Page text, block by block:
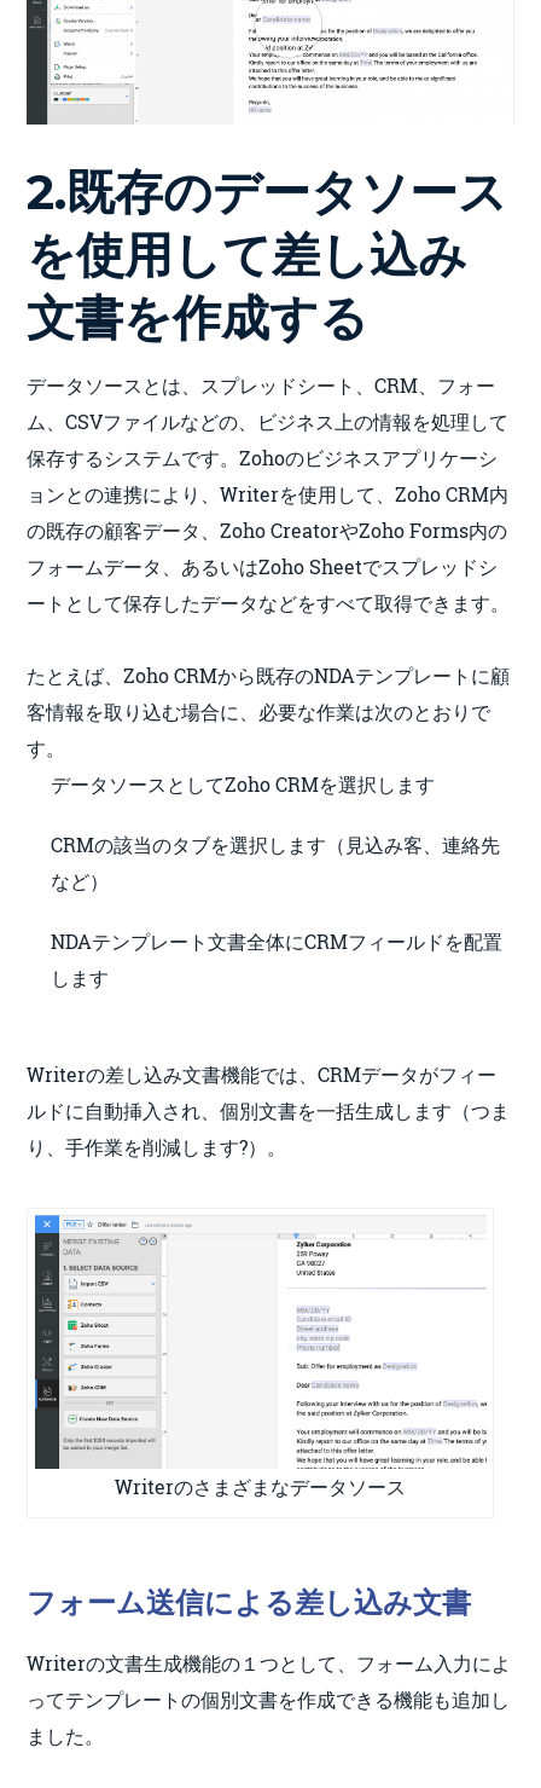
2.既存のデータソース
を使用して差し込み
文書を作成する
データソースとは、スプレッドシート、CRM、フォー
ム、CSVファイルなどの、ビジネス上の情報を処理して
保存するシステムです。Zohoのビジネスアプリケーシ
ョンとの連携により、Writerを使用して、Zoho CRM内
の既存の顧客データ、Zoho CreatorやZoho Forms内の
フォームデータ、あるいはZoho Sheetでスプレッドシ
ートとして保存したデータなどをすべて取得できます。
たとえば、Zoho CRMから既存のNDAテンプレートに顧
客情報を取り込む場合に、必要な作業は次のとおりで
す。
データソースとしてZoho CRMを選択します
CRMの該当のタブを選択します（見込み客、連絡先
など）
NDAテンプレート文書全体にCRMフィールドを配置
します
Writerの差し込み文書機能では、CRMデータがフィー
ルドに自動挿入され、個別文書を一括生成します（つま
り、手作業を削減します?）。
Writerのさまざまなデータソース
フォーム送信による差し込み文書
Writerの文書生成機能の１つとして、フォーム入力によ
ってテンプレートの個別文書を作成できる機能も追加し
ました。